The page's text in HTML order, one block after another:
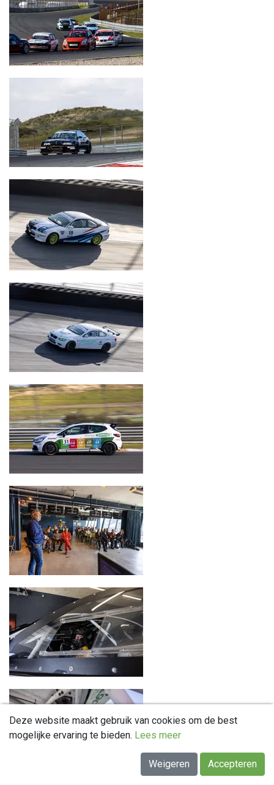
Deze website maakt gebruik van cookies om de best
mogelijke ervaring te bieden. Lees meer
Weigeren Accepteren